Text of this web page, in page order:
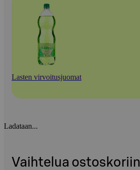
Lasten virvoitusjuomat
Ladataan...
Vaihtelua ostoskoriin